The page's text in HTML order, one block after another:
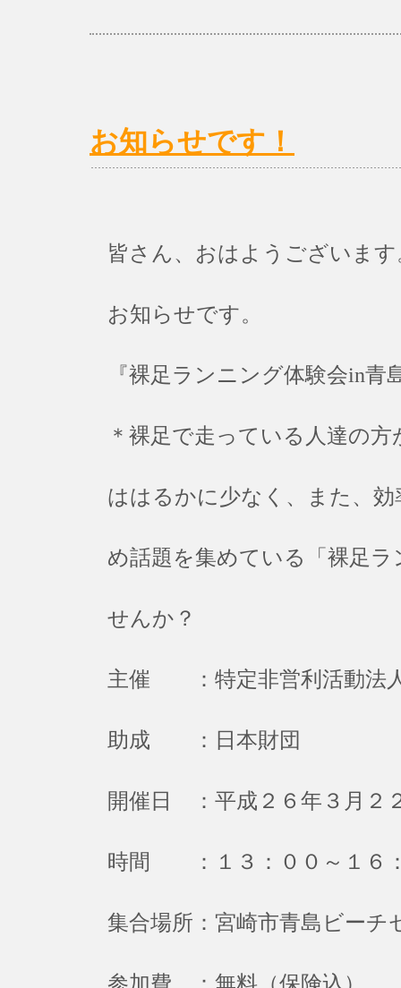
お知らせです！
皆さん、おはようございま
お知らせです。
『裸足ランニング体験会in
＊裸足で走っている人達の
ははるかに少なく、また、
め話題を集めている「裸足
せんか？
主催 ：特定非営利活動法
助成 ：日本財団
開催日 ：平成２６年３月２
時間 ：１３：００～１６
集合場所：宮崎市青島ビーチ